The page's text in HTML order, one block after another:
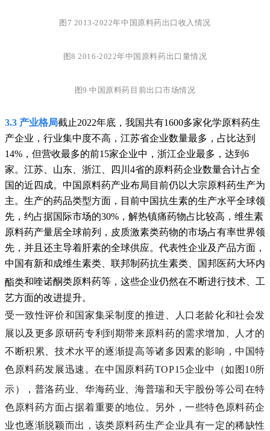
图7 2013-2022年中国原料药出口收入情况
图8 2016-2022年中国原料药出口量情况
图9 中国原料药目前出口市场情况
3.3 产业格局截止2022年底，我国共有1600多家化学原料药生
产企业，行业集中度不高，江苏省企业数量最多，占比达到
14%，但营收最多的前15家企业中，浙江企业最多，达到6
家。江苏、山东、浙江、四川4省的原料药企业数量合计占全
国的近四成。 中国原料药产业布局目前仍以大宗原料药生产为
主。生产的药品类型方面，目前中国抗生素的生产水平全球领
先，约占据国际市场的30%，解热镇痛药物占比较高，维生素
原料药产量居全球前列，皮质激素类药物的市场占有率世界领
先，并且还主导着肝素的全球供应。代表性企业及产品方面，
中国有新和成维生素类、联邦制药抗生素类、国邦医药大环内
酯类和喹诺酮类原料药等，这些企业仍然在不断进行技术、工
艺方面的改进提升。
受一致性评价和国家集采制度的推进、人口老龄化和社会发
展以及更多原研药专利到期带来原料药的需求增加、人才的
不断积累、技术水平的逐渐提高等诸多因素的影响，中国特
色原料药发展迅速。在中国原料药TOP15企业中（如图10所
示）， 普洛药业 、华海药业、海普瑞和天宇股份等公司在特
色原料药方面占据着重要的地位。另外，一些特色原料药企
业也逐渐脱颖而出，该类原料药生产企业具有一定的稀缺性